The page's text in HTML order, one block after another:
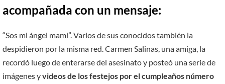
acompañada con un mensaje:
“Sos mi ángel mami”. Varios de sus conocidos también la
despidieron por la misma red. Carmen Salinas, una amiga, la
recordó luego de enterarse del asesinato y posteó una serie de
imágenes yvideos de los festejos por el cumpleaños número